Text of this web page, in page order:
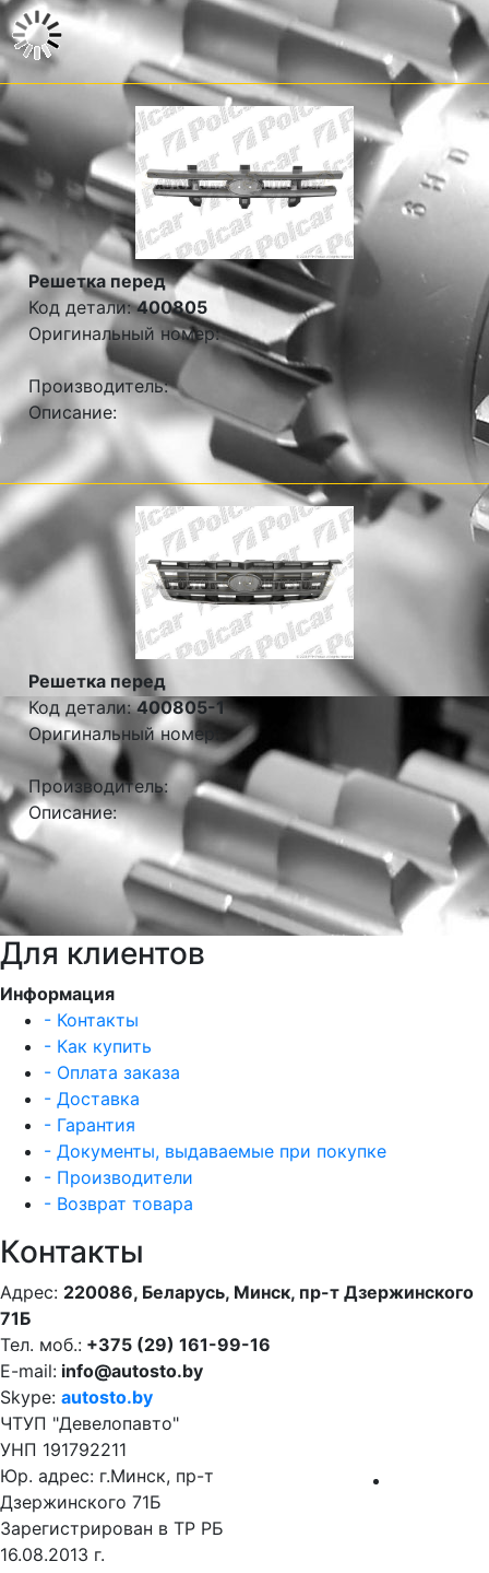
Решетка перед
Код детали:400805
Оригинальный номер:
Производитель:
Описание:
Решетка перед
Код детали:400805-1
Оригинальный номер:
Производитель:
Описание:
Для клиентов
Информация
- Контакты
- Как купить
- Оплата заказа
- Доставка
- Гарантия
- Документы, выдаваемые при покупке
- Производители
- Возврат товара
Контакты
Адрес: 220086, Беларусь, Минск, пр-т Дзержинского
71Б
Тел. моб.: +375 (29) 161-99-16
E-mail: info@autosto.by
Skype: autosto.by
ЧТУП "Девелопавто"
УНП 191792211
Юр. адрес: г.Минск, пр-т
Дзержинского 71Б
Зарегистрирован в ТР РБ
16.08.2013 г.